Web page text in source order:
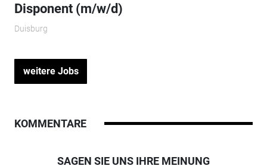
Disponent (m/w/d)
Duisburg
weitere Jobs
KOMMENTARE
SAGEN SIE UNS IHRE MEINUNG